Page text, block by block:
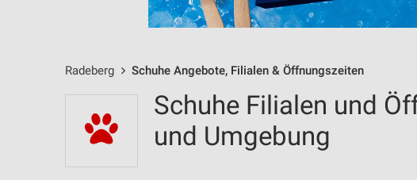
Radeberg Schuhe Angebote, Filialen & Öffnungszeiten
Schuhe Filialen und
und Umgebung